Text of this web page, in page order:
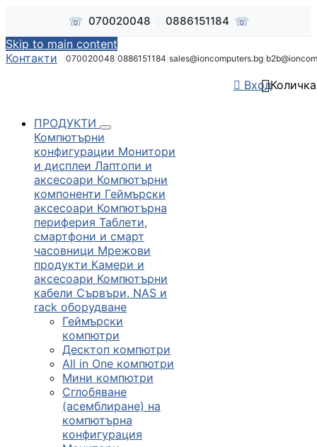
☏ 070020048 0886151184 ☏
Skip to main content
Контакти
070020048 0886151184 sales@ioncomputers.bg
 Вход
Количка
ПРОДУКТИ
Компютърни
конфигурации Монитори
и дисплеи Лаптопи и
аксесоари Компютърни
компоненти Геймърски
аксесоари Компютърна
периферия Таблети,
смартфони и смарт
часовници Мрежови
продукти Камери и
аксесоари Компютърни
кабели Сървъри, NAS и
rack оборудване
Геймърски
компютри
Десктоп компютри
All in One компютри
Мини компютри
Сглобяване
(асемблиране) на
компютърна
конфигурация